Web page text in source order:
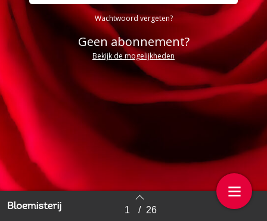
Wachtwoord vergeten?
Geen abonnement?
Bekijk de mogelijkheden
Back to index 1 / 26